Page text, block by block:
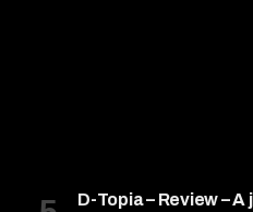
D-Topia – Review –